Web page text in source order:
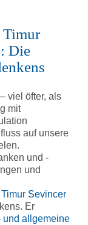
Timur
Die
viel öfter, als
mit
auf unsere
und -
und
Sevincer
Er
und allgemeine